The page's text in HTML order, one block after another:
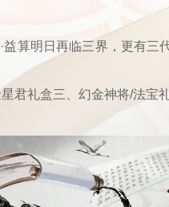
算明日再临三界，更有
君礼盒三、幻金神将/法宝